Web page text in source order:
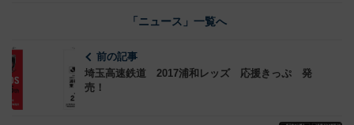
「ニュース」一覧へ
前の記事
埼玉高速鉄道 2017浦和レッズ 応援きっぷ 発
売！